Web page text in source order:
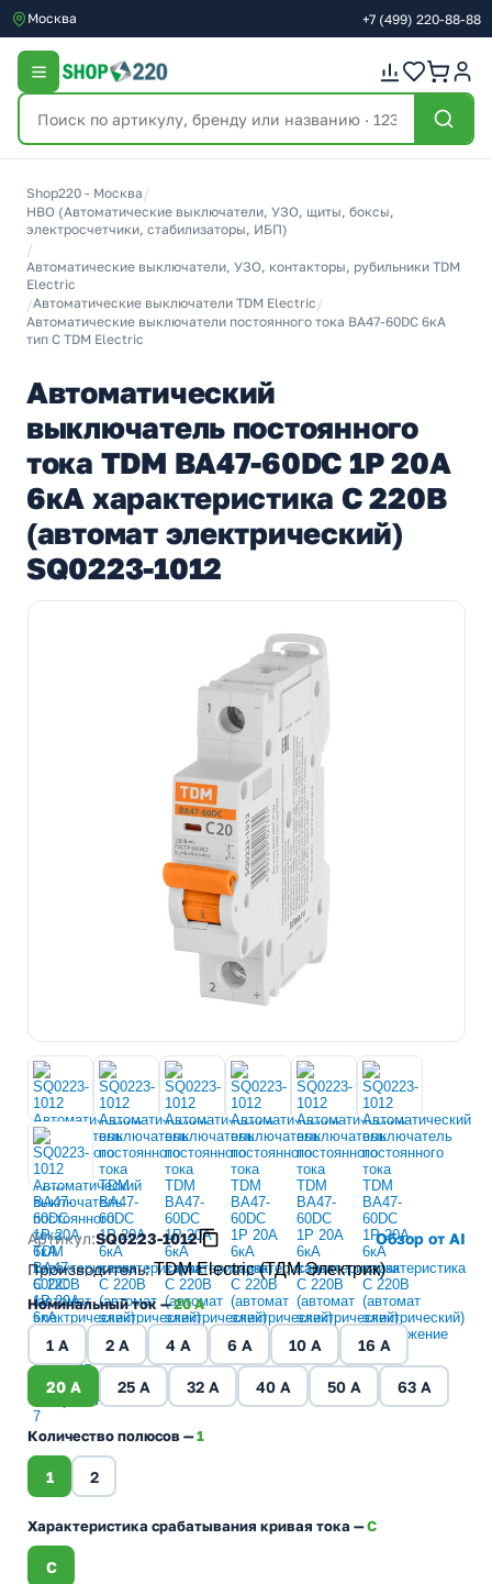
Москва +7 (499) 220-88-88
Shop220 - Москва /
НВО (Автоматические выключатели, УЗО, щиты, боксы,
электросчетчики, стабилизаторы, ИБП)
/
Автоматические выключатели, УЗО, контакторы, рубильники TDM
Electric
/Автоматические выключатели TDM Electric /
Автоматические выключатели постоянного тока ВА47-60DC 6кА
тип С TDM Electric
Автоматический
выключатель постоянного
тока TDM ВА47-60DC 1P 20А
6кА характеристика С 220В
(автомат электрический)
SQ0223-1012
Артикул:SQ0223-1012
Обзор от AI
Производитель:TDM Electric (ТДМ Электрик)
Номинальный ток —20 A
1 A 2 A 4 A 6 A 10 A 16 A
20 A 25 A 32 A 40 A 50 A 63 A
Количество полюсов —1
1 2
Характеристика срабатывания кривая тока —C
C